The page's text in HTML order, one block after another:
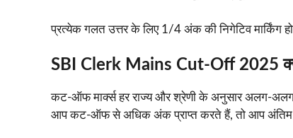
प्रत्येक गलत उत्तर के लिए 1/4 अंक की निगेटिव मार्किंग
SBI Clerk Mains Cut-Off 2025
कट-ऑफ मार्क्स हर राज्य और श्रेणी के अनुसार अलग-अलग
आप कट-ऑफ से अधिक अंक प्राप्त करते हैं, तो आप अंतिम